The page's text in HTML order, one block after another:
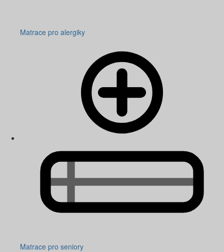
Matrace pro alergiky
Matrace pro seniory